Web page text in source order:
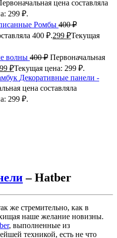
цена составляла
299 ₽.
Ромбы 400₽
400 ₽.299 ₽Текущая
волны 400₽ Первоначальная
₽Текущая цена: 299 ₽.
Декоративные панели -
цена составляла
299 ₽.
– Hatber
же стремительно, как в
наше желание новизны.
, выполненные из
техникой, есть не что